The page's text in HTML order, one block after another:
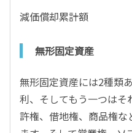
減価償却累計額
無形固定資産
無形固定資産には2種類
利、そしてもう一つはそ
許権、借地権、商品権